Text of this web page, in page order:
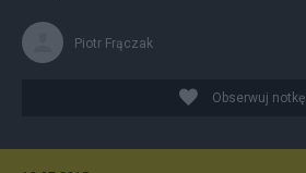
Piotr Frączak
Obserwuj notkę